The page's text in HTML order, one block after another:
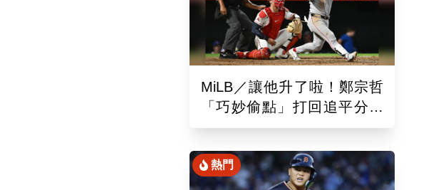
MiLB／讓他升了啦！鄭宗哲
「巧妙偷點」打回追平分助
隊以10比4大勝
熱門